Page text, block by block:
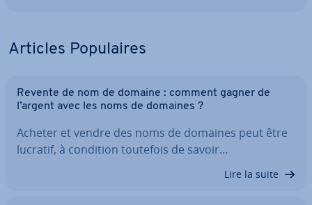
Articles Po­pu­laires
Revente de nom de domaine : comment gagner de
l’argent avec les noms de domaines ?
Acheter et vendre des noms de domaines peut être
lucratif, à condition toutefois de savoir…
Lire la suite